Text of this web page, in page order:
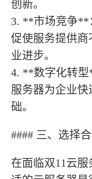
创新。
3. **市场竞争**
促使服务提供
业进步。
4. **数字化转
服务器为企业
础。
#### 三、选择
在面临双11云